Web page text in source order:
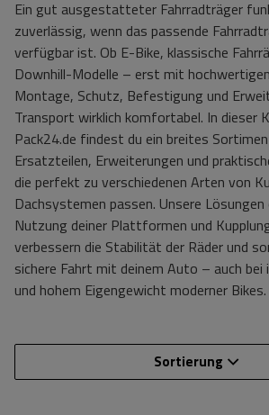
Ein gut ausgestatteter Fahrradträger
zuverlässig, wenn das passende
verfügbar ist. Ob E-Bike, klassische
Downhill-Modelle – erst mit
Montage, Schutz, Befestigung und
Transport wirklich komfortabel. In dieser
Pack24.de findest du ein breites
Ersatzteilen, Erweiterungen und
die perfekt zu verschiedenen Arten von
Dachsystemen passen. Unsere
Nutzung deiner Plattformen und
verbessern die Stabilität der Räder und
sichere Fahrt mit deinem Auto – auch
und hohem Eigengewicht moderner Bikes.
Sortierung